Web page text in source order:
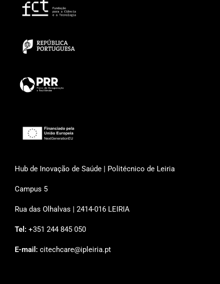
Hub de Inovação de Saúde | Politécnico de Leiria
Campus 5
Rua das Olhalvas | 2414-016 LEIRIA
Tel: +351 244 845 050
E-mail: citechcare@ipleiria.pt